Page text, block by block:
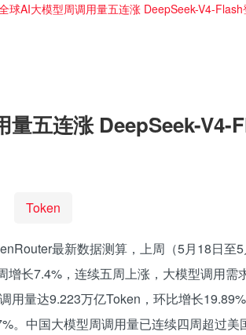
球AI大模型周调用量五连涨 DeepSeek-V4-Flash
量五连涨 DeepSeek-V4-
Token
最新数据测算，上周（5月18日至
增长7.4%，连续五周上涨，大模型调用需
用量达9.223万亿Token，环比增长
。中国大模型周调用量已连续四周超过美